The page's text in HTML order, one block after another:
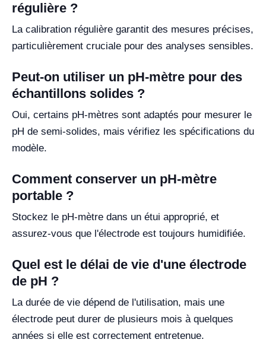
régulière ?
La calibration régulière garantit des mesures précises,
particulièrement cruciale pour des analyses sensibles.
Peut-on utiliser un pH-mètre pour des
échantillons solides ?
Oui, certains pH-mètres sont adaptés pour mesurer le
pH de semi-solides, mais vérifiez les spécifications du
modèle.
Comment conserver un pH-mètre
portable ?
Stockez le pH-mètre dans un étui approprié, et
assurez-vous que l'électrode est toujours humidifiée.
Quel est le délai de vie d'une électrode
de pH ?
La durée de vie dépend de l'utilisation, mais une
électrode peut durer de plusieurs mois à quelques
années si elle est correctement entretenue.